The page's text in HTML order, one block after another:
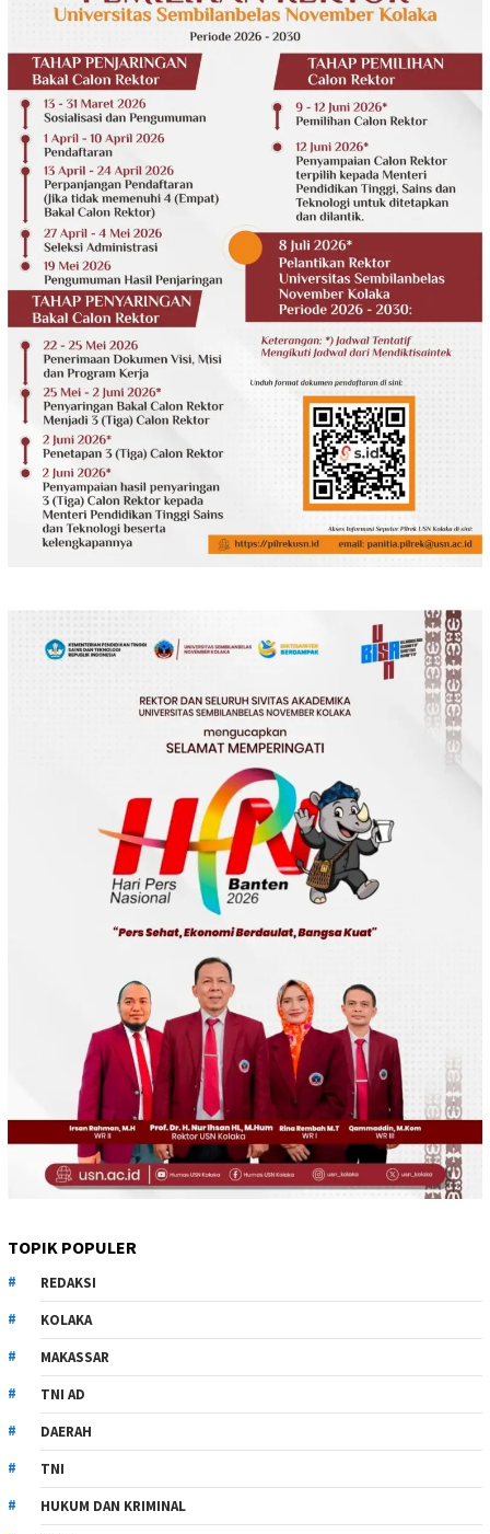
TOPIK POPULER
REDAKSI
KOLAKA
MAKASSAR
TNI AD
DAERAH
TNI
HUKUM DAN KRIMINAL